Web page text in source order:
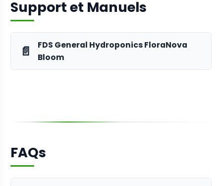
Support et Manuels
📄
FDS General Hydroponics FloraNova
Bloom
FAQs